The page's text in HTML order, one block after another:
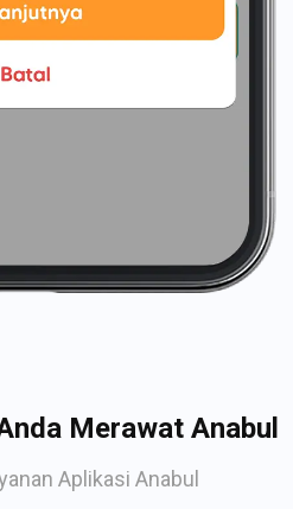
Merawat Anabul
Aplikasi Anabul